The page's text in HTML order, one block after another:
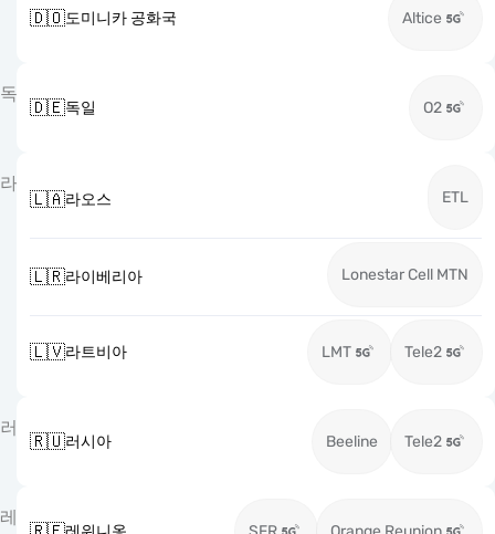
🇩🇴도미니카 공화국 Altice
독
🇩🇪독일 O2
라
🇱🇦라오스 ETL
🇱🇷라이베리아 Lonestar Cell MTN
🇱🇻라트비아 LMT Tele2
러
🇷🇺러시아 Beeline Tele2
레